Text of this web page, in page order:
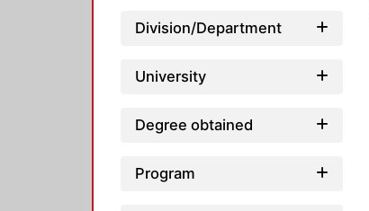
Division/Department
University
Degree obtained
Program